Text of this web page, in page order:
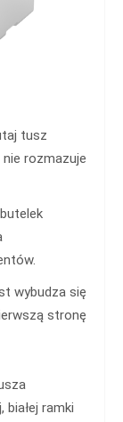
tusz
nie rozmazuje
wybudza się
stronę
ramki